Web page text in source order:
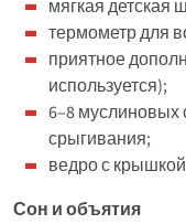
мягкая детская
термометр для
приятное
используется);
6–8 муслиновых
срыгивания;
ведро с
Сон и объятия